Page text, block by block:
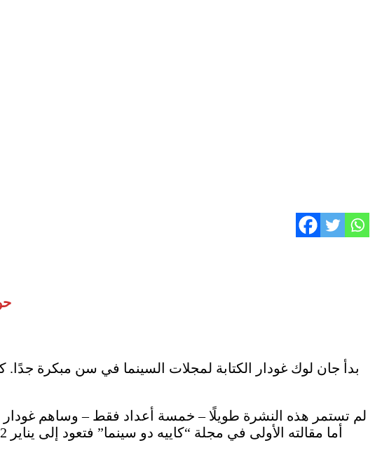
بدأ جان لوك غودار الكتابة لمجلات السينما في سن مبكرة